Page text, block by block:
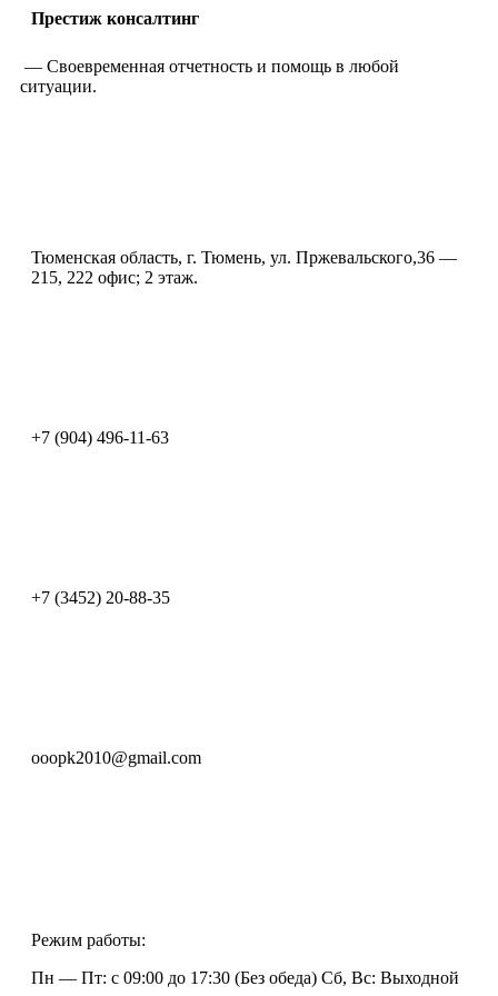
Престиж консалтинг
— Своевременная отчетность и помощь в любой
ситуации.
Тюменская область, г. Тюмень, ул. Пржевальского,36 —
215, 222 офис; 2 этаж.
+7 (904) 496-11-63
+7 (3452) 20-88-35
ooopk2010@gmail.com
Режим работы:
Пн — Пт: с 09:00 до 17:30 (Без обеда) Сб, Вс: Выходной